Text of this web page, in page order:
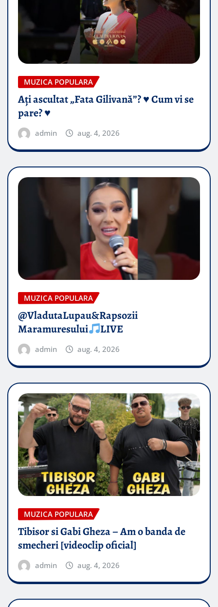
MUZICA POPULARA
Ați ascultat „Fata Gilivană”? ♥️ Cum vi se
pare? ♥️
admin aug. 4, 2026
MUZICA POPULARA
@VladutaLupau&Rapsozii
Maramuresului
LIVE
admin aug. 4, 2026
MUZICA POPULARA
Tibisor si Gabi Gheza – Am o banda de
smecheri [videoclip oficial]
admin aug. 4, 2026